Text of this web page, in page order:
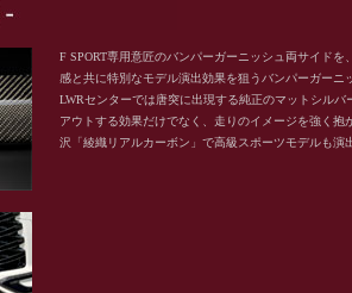
F SPORT専用意匠のバンパーガーニッシュ両サイドを
感と共に特別なモデル演出効果を狙うバンパーガーニ
LWRセンターでは唐突に出現する純正のマットシルバ
アウトする効果だけでなく、走りのイメージを強く抱
沢「綾織リアルカーボン」で高級スポーツモデルも演